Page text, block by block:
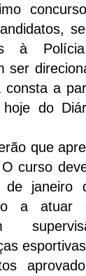
à Polícia
ser
consta a
do
que
curso
de janeiro
a atuar